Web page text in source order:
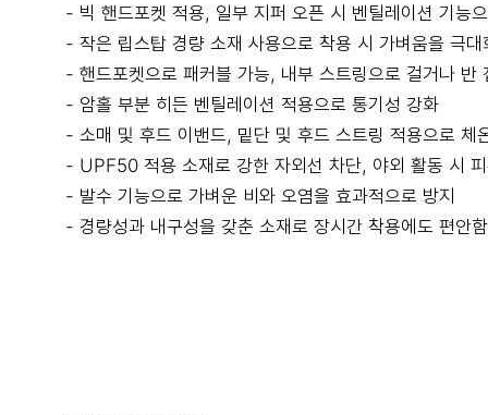
- 빅 핸드포켓 적용, 일부 지퍼 오픈 시 벤틸레이션 기능
- 작은 립스탑 경량 소재 사용으로 착용 시 가벼움을 극대
- 핸드포켓으로 패커블 가능, 내부 스트링으로 걸거나 반
- 암홀 부분 히든 벤틸레이션 적용으로 통기성 강화
- 소매 및 후드 이밴드, 밑단 및 후드 스트링 적용으로 체
- UPF50 적용 소재로 강한 자외선 차단, 야외 활동 시
- 발수 기능으로 가벼운 비와 오염을 효과적으로 방지
- 경량성과 내구성을 갖춘 소재로 장시간 착용에도 편안